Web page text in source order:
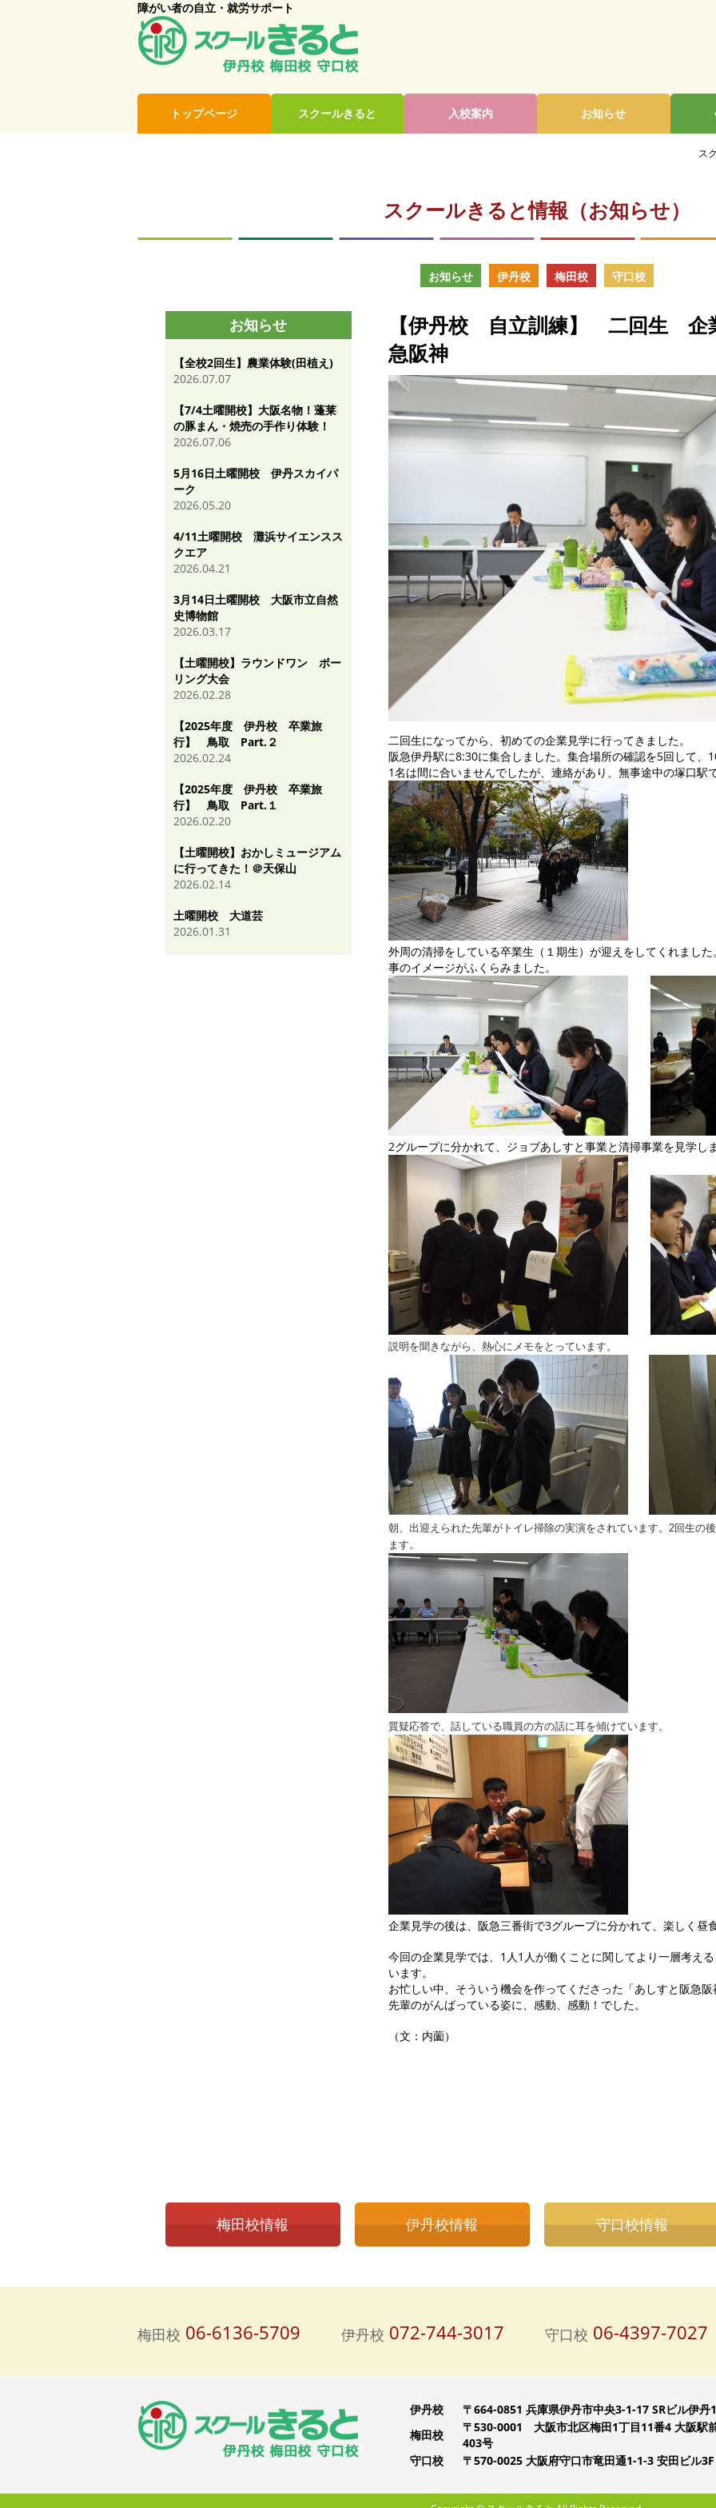
障がい者の自立・就労サポート
トップページ スクールきると 入校案内 お知らせ
ス
スクールきると情報（お知らせ）
お知らせ 伊丹校 梅田校 守口校
【伊丹校 自立訓練】 二回生
急阪神
二回生になってから、初めての企業見学に行ってきました。
阪急伊丹駅に8:30に集合しました。集合場所の確認を5回して、
1名は間に合いませんでしたが、連絡があり、無事途中の塚口駅
外周の清掃をしている卒業生（１期生）が迎えをしてくれまし
事のイメージがふくらみました。
2グループに分かれて、ジョブあしすと事業と清掃事業を見学し
説明を聞きながら、熱心にメモをとっています。
朝、出迎えられた先輩がトイレ掃除の実演をされています。2回生の
ます。
質疑応答で、話している職員の方の話に耳を傾けています。
企業見学の後は、阪急三番街で3グループに分かれて、楽しく昼
今回の企業見学では、1人1人が働くことに関してより一層考え
います。
お忙しい中、そういう機会を作ってくださった「あしすと阪急
先輩のがんばっている姿に、感動、感動！でした。
（文：内薗）
お知らせ
【全校2回生】農業体験(田植え)
2026.07.07
【7/4土曜開校】大阪名物！蓬莱
の豚まん・焼売の手作り体験！
2026.07.06
5月16日土曜開校 伊丹スカイパ
ーク
2026.05.20
4/11土曜開校 灘浜サイエンスス
クエア
2026.04.21
3月14日土曜開校 大阪市立自然
史博物館
2026.03.17
【土曜開校】ラウンドワン ボー
リング大会
2026.02.28
【2025年度 伊丹校 卒業旅
行】 鳥取 Part.２
2026.02.24
【2025年度 伊丹校 卒業旅
行】 鳥取 Part.１
2026.02.20
【土曜開校】おかしミュージアム
に行ってきた！＠天保山
2026.02.14
土曜開校 大道芸
2026.01.31
梅田校情報 伊丹校情報 守口校情報
梅田校 06-6136-5709 伊丹校 072-744-3017 守口校 06-4397-7027
伊丹校
〒664-0851 兵庫県伊丹市中央3-1-17 SRビル伊丹
梅田校
〒530-0001 大阪市北区梅田1丁目11番4 大阪駅
403号
守口校
〒570-0025 大阪府守口市竜田通1-1-3 安田ビル3F